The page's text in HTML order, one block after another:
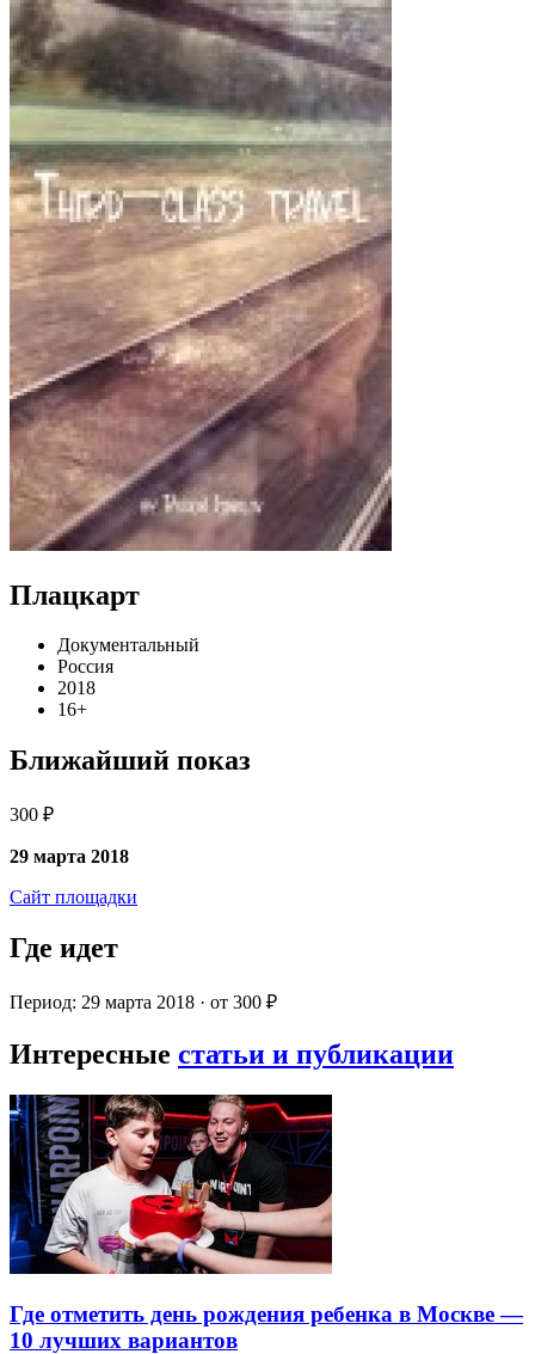
Плацкарт
Документальный
Россия
2018
16+
Ближайший показ
300 ₽
29 марта 2018
Сайт площадки
Где идет
Период: 29 марта 2018 · от 300 ₽
Интересные статьи и публикации
Где отметить день рождения ребенка в Москве —
10 лучших вариантов